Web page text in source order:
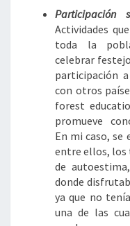
Actividades
toda la
celebrar
participación
con otros
forest
promueve
En mi caso, se
entre ellos, los
de
donde
ya que no
una de las